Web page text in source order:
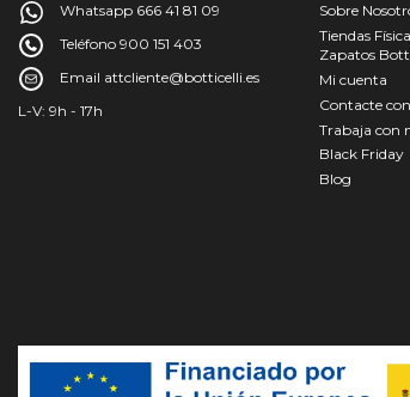
Whatsapp 666 41 81 09
Teléfono 900 151 403
Email attcliente@botticelli.es
L-V: 9h - 17h
Sobre
Tiendas
Zapatos
Mi cuenta
Contacte
Trabaja con
Black Friday
Blog